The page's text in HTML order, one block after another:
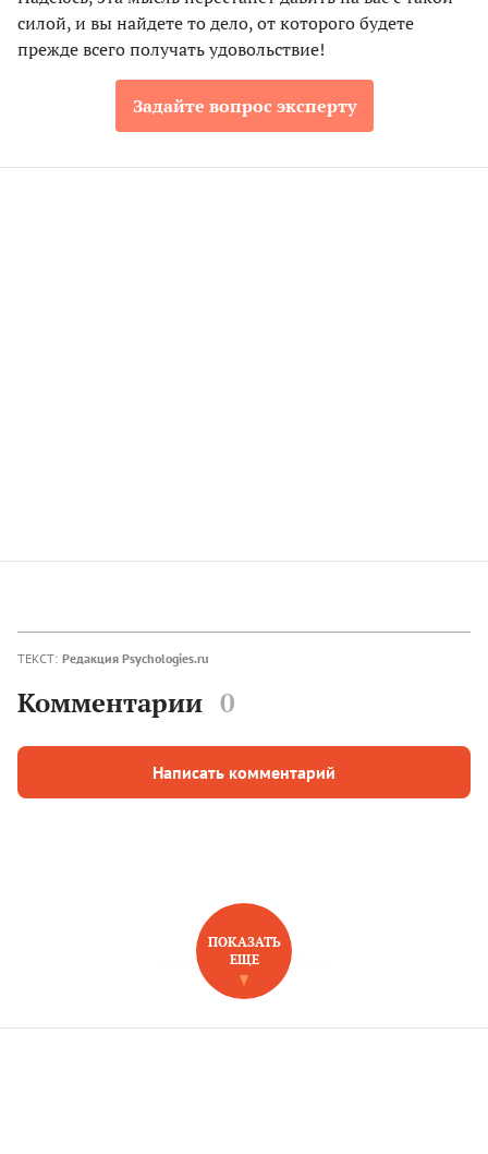
силой, и вы найдете то дело, от которого будете
прежде всего получать удовольствие!
Задайте вопрос эксперту
ТЕКСТ: Редакция Psychologies.ru
Комментарии 0
Написать комментарий
НОВОЕ НА САЙТЕ
ПОКАЗАТЬ
ЕЩЕ